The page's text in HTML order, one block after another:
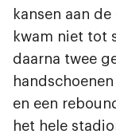
kansen aan
kwam niet tot
daarna twee
en een
het hele